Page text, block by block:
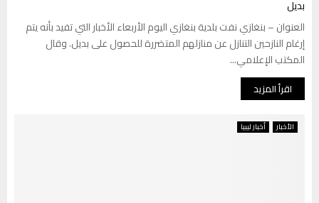
بديل
العنوان – بنغازي نفت بلدية بنغازي اليوم الأربعاء الأخبار التي تفيد بأنه يتم
إرغام النازحين التنازل عن منازلهم المتضررة للحصول على بديل. وقال
المكتب الإعلامي...
اقرأ المزيد
الأخبار أخبار ليبيا